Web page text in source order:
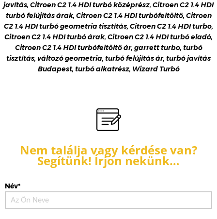
javítás, Citroen C2 1.4 HDI turbó középrész, Citroen C2 1.4 HDI
turbó felújítás árak, Citroen C2 1.4 HDI turbófeltöltő, Citroen
C2 1.4 HDI turbó geometria tisztítás, Citroen C2 1.4 HDI turbo,
Citroen C2 1.4 HDI turbó árak, Citroen C2 1.4 HDI turbó eladó,
Citroen C2 1.4 HDI turbófeltöltő ár, garrett turbo, turbó
tisztítás, változó geometria, turbó felújítás ár, turbó javítás
Budapest, turbó alkatrész, Wizard Turbó
Nem találja vagy kérdése van?
Segítünk! Írjon nekünk…
Név*